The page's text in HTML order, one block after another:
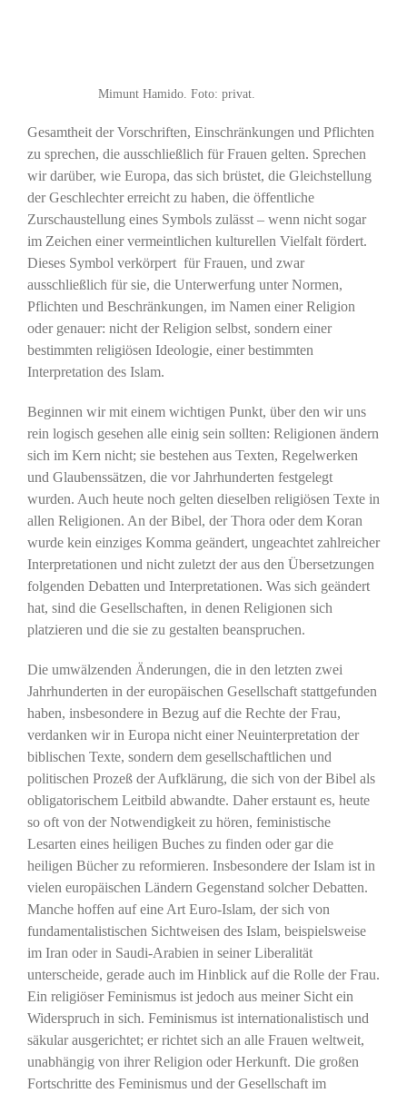
Mimunt Hamido. Foto: privat.
Gesamtheit der Vorschriften, Einschränkungen und Pflichten
zu sprechen, die ausschließlich für Frauen gelten. Sprechen
wir darüber, wie Europa, das sich brüstet, die Gleichstellung
der Geschlechter erreicht zu haben, die öffentliche
Zurschaustellung eines Symbols zulässt – wenn nicht sogar
im Zeichen einer vermeintlichen kulturellen Vielfalt fördert.
Dieses Symbol verkörpert für Frauen, und zwar
ausschließlich für sie, die Unterwerfung unter Normen,
Pflichten und Beschränkungen, im Namen einer Religion
oder genauer: nicht der Religion selbst, sondern einer
bestimmten religiösen Ideologie, einer bestimmten
Interpretation des Islam.
Beginnen wir mit einem wichtigen Punkt, über den wir uns
rein logisch gesehen alle einig sein sollten: Religionen ändern
sich im Kern nicht; sie bestehen aus Texten, Regelwerken
und Glaubenssätzen, die vor Jahrhunderten festgelegt
wurden. Auch heute noch gelten dieselben religiösen Texte in
allen Religionen. An der Bibel, der Thora oder dem Koran
wurde kein einziges Komma geändert, ungeachtet zahlreicher
Interpretationen und nicht zuletzt der aus den Übersetzungen
folgenden Debatten und Interpretationen. Was sich geändert
hat, sind die Gesellschaften, in denen Religionen sich
platzieren und die sie zu gestalten beanspruchen.
Die umwälzenden Änderungen, die in den letzten zwei
Jahrhunderten in der europäischen Gesellschaft stattgefunden
haben, insbesondere in Bezug auf die Rechte der Frau,
verdanken wir in Europa nicht einer Neuinterpretation der
biblischen Texte, sondern dem gesellschaftlichen und
politischen Prozeß der Aufklärung, die sich von der Bibel als
obligatorischem Leitbild abwandte. Daher erstaunt es, heute
so oft von der Notwendigkeit zu hören, feministische
Lesarten eines heiligen Buches zu finden oder gar die
heiligen Bücher zu reformieren. Insbesondere der Islam ist in
vielen europäischen Ländern Gegenstand solcher Debatten.
Manche hoffen auf eine Art Euro-Islam, der sich von
fundamentalistischen Sichtweisen des Islam, beispielsweise
im Iran oder in Saudi-Arabien in seiner Liberalität
unterscheide, gerade auch im Hinblick auf die Rolle der Frau.
Ein religiöser Feminismus ist jedoch aus meiner Sicht ein
Widerspruch in sich. Feminismus ist internationalistisch und
säkular ausgerichtet; er richtet sich an alle Frauen weltweit,
unabhängig von ihrer Religion oder Herkunft. Die großen
Fortschritte des Feminismus und der Gesellschaft im